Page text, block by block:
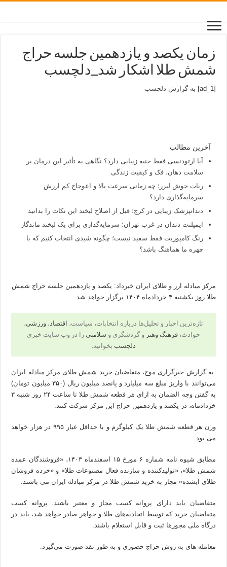
زمان یکصد و یازدهمین جلسه حراج
شمش طلا اشکار شد_دلچسب
[ad_1] به گزارش دلچسب
آخرین مطالب
آیا ارتودنسی فقط جنبه زیبایی دارد؟ نگاهی به تأثیر این درمان بر
سلامت دهان، فک و کیفیت زندگی
ربات جوش لیزر؛ چه زمانی سرعت بالا و اعوجاج کم ارزش
سرمایه‌گذاری دارد؟
دندانپزشک زیبایی در کرج؛ قبل از اصلاح لبخند این نکات را بدانید
ایمپلنت دندان در غرب تهران؛ سرمایه‌گذاری برای یک لبخند ماندگار
رنگ کامپوزیت فقط سفید نیست؛ چگونه شیدی انتخاب کنیم که با
چهره ما هماهنگ باشد؟
مرکز مبادله ارز و طلای ایران خبرداد: یکصد و یازدهمین جلسه حراج شمش
طلا روز یکشنبه ۴ خردادماه ۱۴۰۴ برگزار خواهد شد.
تازه‌ترین اخبار و تحلیل‌ها درباره انتخابات، سیاست، اقتصاد، ورزشی،
حوادث، فرهنگ وهنر و گردشگری و سلامتی را در وب سایت خبری
دلچسب بخوانید.
به گزارش خبرگزاری موج، متقاضیان خرید شمش طلای مرکز مبادله ایران
می‌توانند با واریز مبلغ سه میلیارد و پانصد میلیون ریال (۳۵۰ میلیون تومان)
به گفتن وجه الضمان به ازای هر قطعه شمش طلا تا ساعت ۲۴ روز شنبه ۳
خردادماه، در یکصد و یازدهمین حراج این مرکز شرکت کنند.
‌وزن هر قطعه شمش طلا یک کیلوگرم و با حداقل عیار ۹۹۵ در هزار خواهد
می بود.
‌مطابق شیوه نامه شماره ۶ مورخ ۱۵ اسفندماه ۱۴۰۳، «فروشندگان عمده
شمش طلا»، «تولیدکننده و سازنده فعال مصنوعات طلا» و «خرده فروشان
طلای آبشده» مجاز به خرید شمش طلا در مرکز مبادله ایران می باشند.
متقاضیان باید دارای پروانه کسب مجاز و معتبر باشند. پروانه کسب
متقاضیان خرید که توسط اتحادیه‌های طلا و جواهر صادر خواهد شد، باید در
درگاه ملی مجوزها ثبت و قابل استعلام باشند.
‌معامله های به روش حراج حضوری و به طور نقد صورت می‌گیرد.